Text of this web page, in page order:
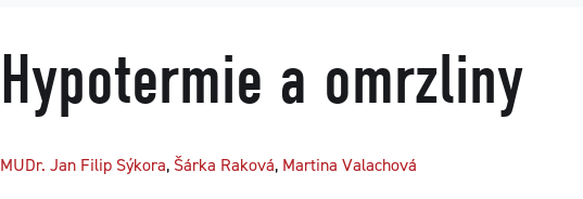
Hypotermie a omrzliny
MUDr. Jan Filip Sýkora, Šárka Raková, Martina Valachová